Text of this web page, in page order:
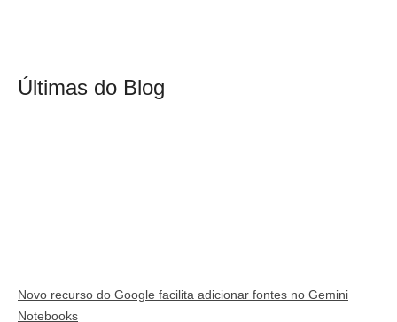
Últimas do Blog
Novo recurso do Google facilita adicionar fontes no Gemini
Notebooks